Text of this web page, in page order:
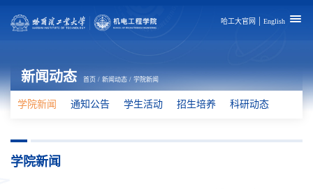
哈工大官网 English
新闻动态 首页 / 新闻动态 / 学院新闻
学院新闻 通知公告 学生活动 招生培养 科研动态
学院新闻